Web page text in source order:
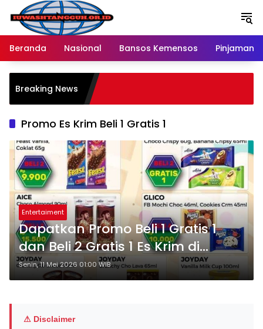
Langsung
konten
Beranda
Nasional Bansos Kemensos Pinjaman
Breaking News
Promo Es Krim Beli 1 Gratis 1
Entertaiment
Dapatkan Promo Beli 1 Gratis 1
dan Beli 2 Gratis 1 Es Krim di
Alfamart 1-15 Mei 2026
Senin, 11 Mei 2026 01:00 WIB
⚠ Disclaimer